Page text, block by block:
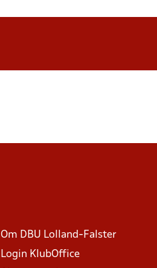
Om DBU Lolland-Falster
Login KlubOffice